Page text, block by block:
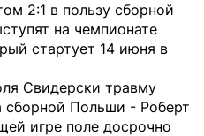
2:1 в пользу сборной
на чемпионате
стартует 14 июня в
Свидерски травму
сборной Польши - Роберт
игре поле досрочно